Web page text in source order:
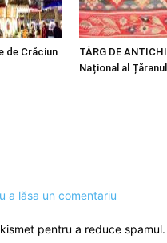
de Crăciun
TÂRG DE
Național al
a lăsa un comentariu
pentru a reduce spamul.